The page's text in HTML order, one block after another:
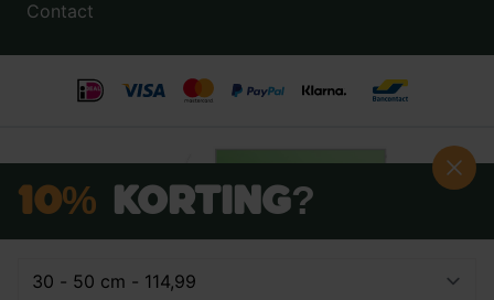
Contact
10% Korting?